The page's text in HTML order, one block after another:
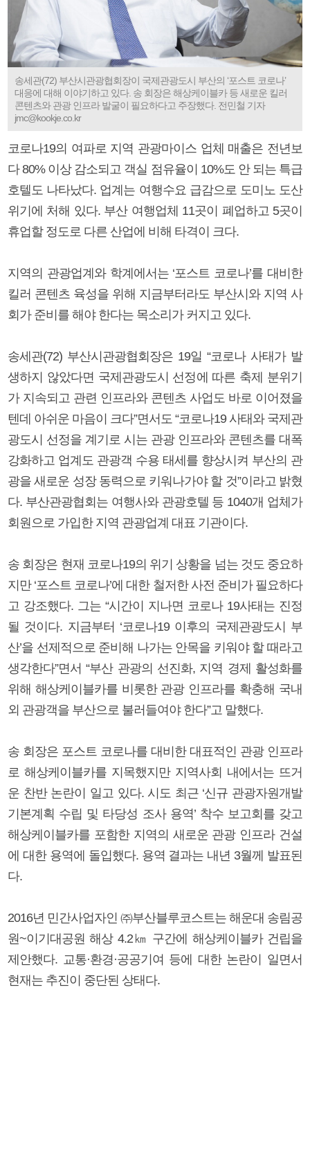
송세관(72) 부산시관광협회장이 국제관광도시 부산의 ‘포스트 코로나’
대응에 대해 이야기하고 있다. 송 회장은 해상케이블카 등 새로운 킬러
콘텐츠와 관광 인프라 발굴이 필요하다고 주장했다. 전민철 기자
jmc@kookje.co.kr
코로나19의 여파로 지역 관광마이스 업체 매출은 전년보
다 80% 이상 감소되고 객실 점유율이 10%도 안 되는 특급
호텔도 나타났다. 업계는 여행수요 급감으로 도미노 도산
위기에 처해 있다. 부산 여행업체 11곳이 폐업하고 5곳이
휴업할 정도로 다른 산업에 비해 타격이 크다.
지역의 관광업계와 학계에서는 ‘포스트 코로나’를 대비한
킬러 콘텐츠 육성을 위해 지금부터라도 부산시와 지역 사
회가 준비를 해야 한다는 목소리가 커지고 있다.
송세관(72) 부산시관광협회장은 19일 “코로나 사태가 발
생하지 않았다면 국제관광도시 선정에 따른 축제 분위기
가 지속되고 관련 인프라와 콘텐츠 사업도 바로 이어졌을
텐데 아쉬운 마음이 크다”면서도 “코로나19 사태와 국제관
광도시 선정을 계기로 시는 관광 인프라와 콘텐츠를 대폭
강화하고 업계도 관광객 수용 태세를 향상시켜 부산의 관
광을 새로운 성장 동력으로 키워나가야 할 것”이라고 밝혔
다. 부산관광협회는 여행사와 관광호텔 등 1040개 업체가
회원으로 가입한 지역 관광업계 대표 기관이다.
송 회장은 현재 코로나19의 위기 상황을 넘는 것도 중요하
지만 ‘포스트 코로나’에 대한 철저한 사전 준비가 필요하다
고 강조했다. 그는 “시간이 지나면 코로나 19사태는 진정
될 것이다. 지금부터 ‘코로나19 이후의 국제관광도시 부
산’을 선제적으로 준비해 나가는 안목을 키워야 할 때라고
생각한다”면서 “부산 관광의 선진화, 지역 경제 활성화를
위해 해상케이블카를 비롯한 관광 인프라를 확충해 국내
외 관광객을 부산으로 불러들여야 한다”고 말했다.
송 회장은 포스트 코로나를 대비한 대표적인 관광 인프라
로 해상케이블카를 지목했지만 지역사회 내에서는 뜨거
운 찬반 논란이 일고 있다. 시도 최근 ‘신규 관광자원개발
기본계획 수립 및 타당성 조사 용역’ 착수 보고회를 갖고
해상케이블카를 포함한 지역의 새로운 관광 인프라 건설
에 대한 용역에 돌입했다. 용역 결과는 내년 3월께 발표된
다.
2016년 민간사업자인 ㈜부산블루코스트는 해운대 송림공
원~이기대공원 해상 4.2㎞ 구간에 해상케이블카 건립을
제안했다. 교통·환경·공공기여 등에 대한 논란이 일면서
현재는 추진이 중단된 상태다.